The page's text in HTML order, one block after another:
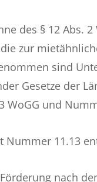
des § 12 Abs.
zur
sind
Gesetze der
WoGG und
11.13
nach